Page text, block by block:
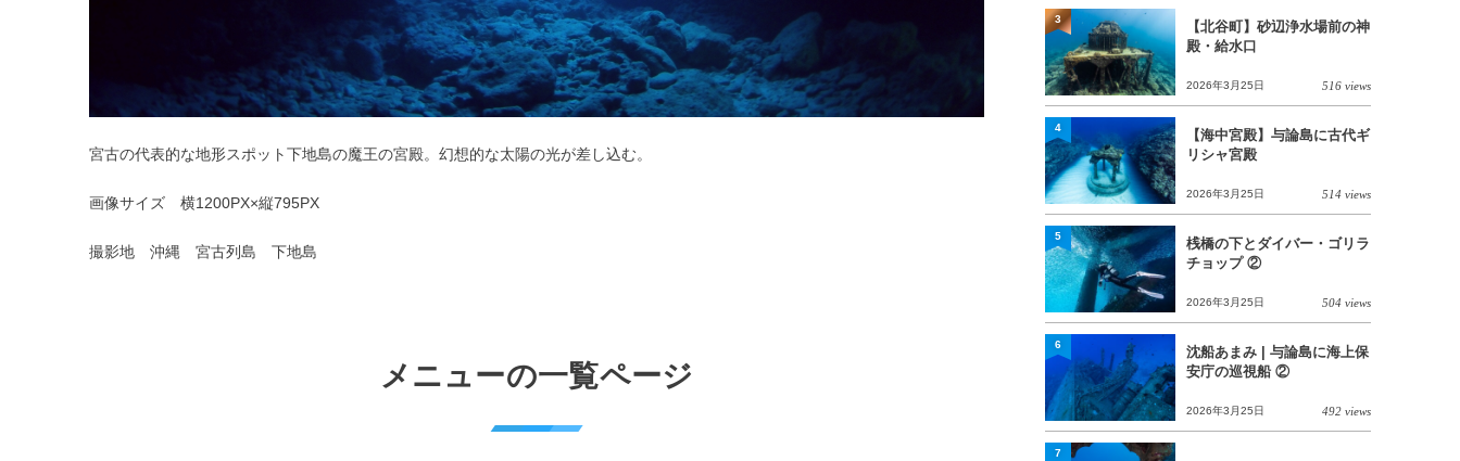
宮古の代表的な地形スポット下地島の魔王の宮殿。幻想的な太陽の光が差し込む。
画像サイズ 横1200PX×縦795PX
撮影地 沖縄 宮古列島 下地島
メニューの一覧ページ
【北谷町】砂辺浄水場前の神
殿・給水口
2026年3月25日 516 views
3
【海中宮殿】与論島に古代ギ
リシャ宮殿
2026年3月25日 514 views
4
桟橋の下とダイバー・ゴリラ
チョップ ②
2026年3月25日 504 views
5
沈船あまみ | 与論島に海上保
安庁の巡視船 ②
2026年3月25日 492 views
6
7